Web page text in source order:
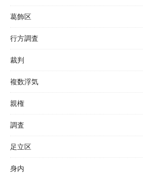
葛飾区
行方調査
裁判
複数浮気
親権
調査
足立区
身内